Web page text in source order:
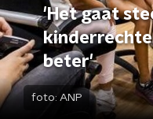
'Het gaat
beter'
foto: ANP